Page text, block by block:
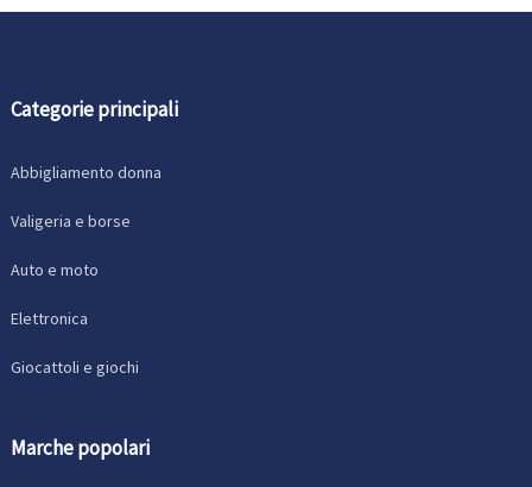
Categorie principali
Abbigliamento donna
Valigeria e borse
Auto e moto
Elettronica
Giocattoli e giochi
Marche popolari